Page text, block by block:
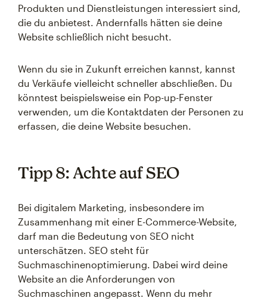
Produkten und Dienstleistungen interessiert sind,
die du anbietest. Andernfalls hätten sie deine
Website schließlich nicht besucht.
Wenn du sie in Zukunft erreichen kannst, kannst
du Verkäufe vielleicht schneller abschließen. Du
könntest beispielsweise ein Pop-up-Fenster
verwenden, um die Kontaktdaten der Personen zu
erfassen, die deine Website besuchen.
Tipp 8: Achte auf SEO
Bei digitalem Marketing, insbesondere im
Zusammenhang mit einer E-Commerce-Website,
darf man die Bedeutung von SEO nicht
unterschätzen. SEO steht für
Suchmaschinenoptimierung. Dabei wird deine
Website an die Anforderungen von
Suchmaschinen angepasst. Wenn du mehr